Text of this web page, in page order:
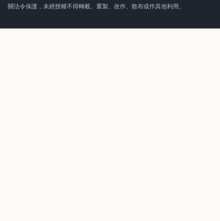
關法令保護，未經授權不得轉載、重製、改作、散布或作其他利用。